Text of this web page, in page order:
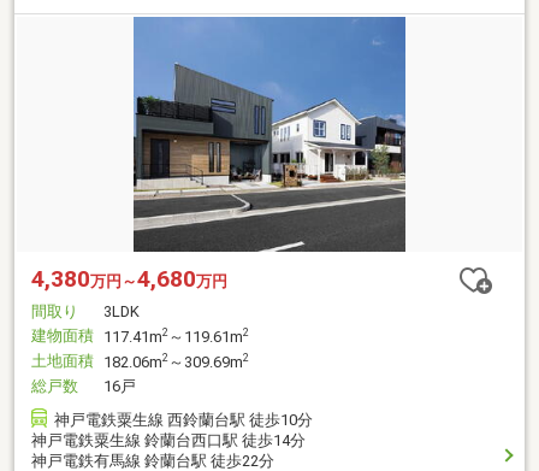
4,380万円～4,680万円
間取り
3LDK
建物面積 117.41m2 ～119.61m2
土地面積 182.06m2 ～309.69m2
総戸数
16戸
神戸電鉄粟生線 西鈴蘭台駅 徒歩10分
神戸電鉄粟生線 鈴蘭台西口駅 徒歩14分
神戸電鉄有馬線 鈴蘭台駅 徒歩22分